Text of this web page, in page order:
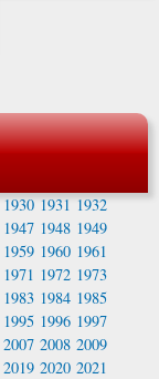
1930 1931 1932
1947 1948 1949
1959 1960 1961
1971 1972 1973
1983 1984 1985
1995 1996 1997
2007 2008 2009
2019 2020 2021